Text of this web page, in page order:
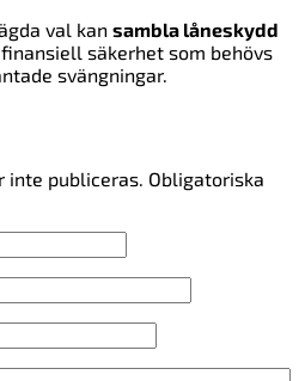
val kan sambla låneskydd
säkerhet som behövs
svängningar.
inte publiceras. Obligatoriska